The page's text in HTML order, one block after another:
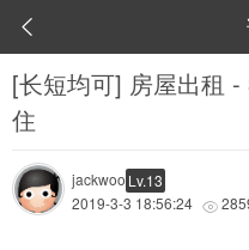

[长短均可] 房屋出租
住
jackwoo Lv.13
2019-3-3 18:56:24 